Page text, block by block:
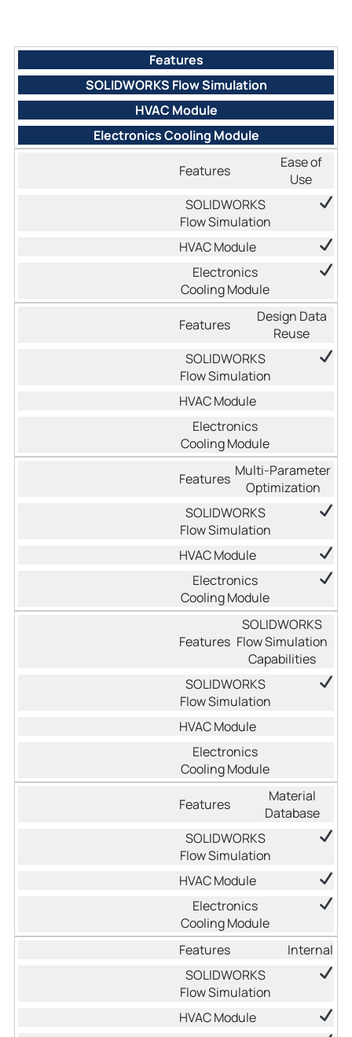
Features
SOLIDWORKS Flow Simulation
HVAC Module
Electronics Cooling Module
Ease of
Use
Design Data
Reuse
Multi-Parameter
Optimization
SOLIDWORKS
Flow Simulation
Capabilities
Material
Database
Internal